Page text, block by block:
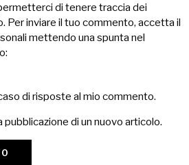
di tenere traccia dei
Per inviare il tuo commento, accetta il
mettendo una spunta nel
di risposte al mio commento.
pubblicazione di un nuovo articolo.